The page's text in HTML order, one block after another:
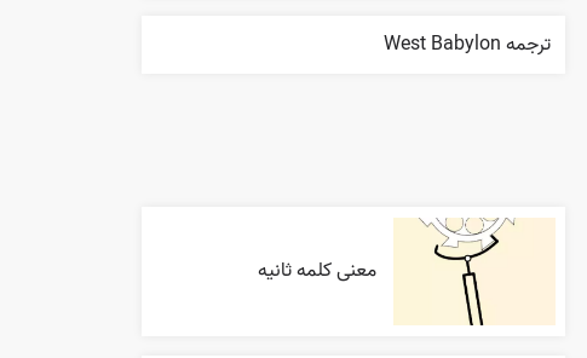
ترجمه West Babylon
معنی کلمه ثانیه